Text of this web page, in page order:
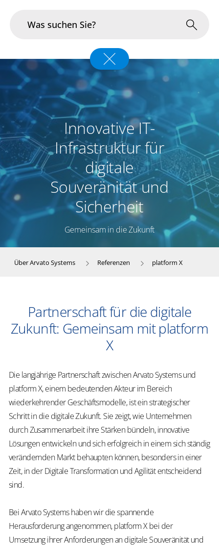
Branchen
Im Fokus
Portfolio
Infrastruktur & Betrieb
Über uns
Innovative IT-
Infrastruktur für
digitale
Souveränität und
Sicherheit
Gemeinsam in die Zukunft
Über Arvato Systems Referenzen platform X
Partnerschaft für die digitale
Zukunft: Gemeinsam mit platform
X
Die langjährige Partnerschaft zwischen Arvato Systems und
platform X, einem bedeutenden Akteur im Bereich
wiederkehrender Geschäftsmodelle, ist ein strategischer
Schritt in die digitale Zukunft. Sie zeigt, wie Unternehmen
durch Zusammenarbeit ihre Stärken bündeln, innovative
Lösungen entwickeln und sich erfolgreich in einem sich ständig
verändernden Markt behaupten können, besonders in einer
Zeit, in der Digitale Transformation und Agilität entscheidend
sind.
Bei Arvato Systems haben wir die spannende
Herausforderung angenommen, platform X bei der
Umsetzung ihrer Anforderungen an digitale Souveränität und